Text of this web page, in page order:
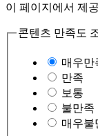
이 페이지에서 제
콘텐츠 만족도
매우만
만족
보통
불만족
매우불